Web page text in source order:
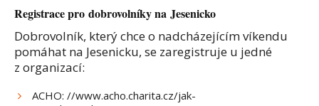
Registrace pro dobrovolníky na Jesenicko
Dobrovolník, který chce o nadcházejícím víkendu
pomáhat na Jesenicku, se zaregistruje u jedné
z organizací:
ACHO: //www.acho.charita.cz/jak-